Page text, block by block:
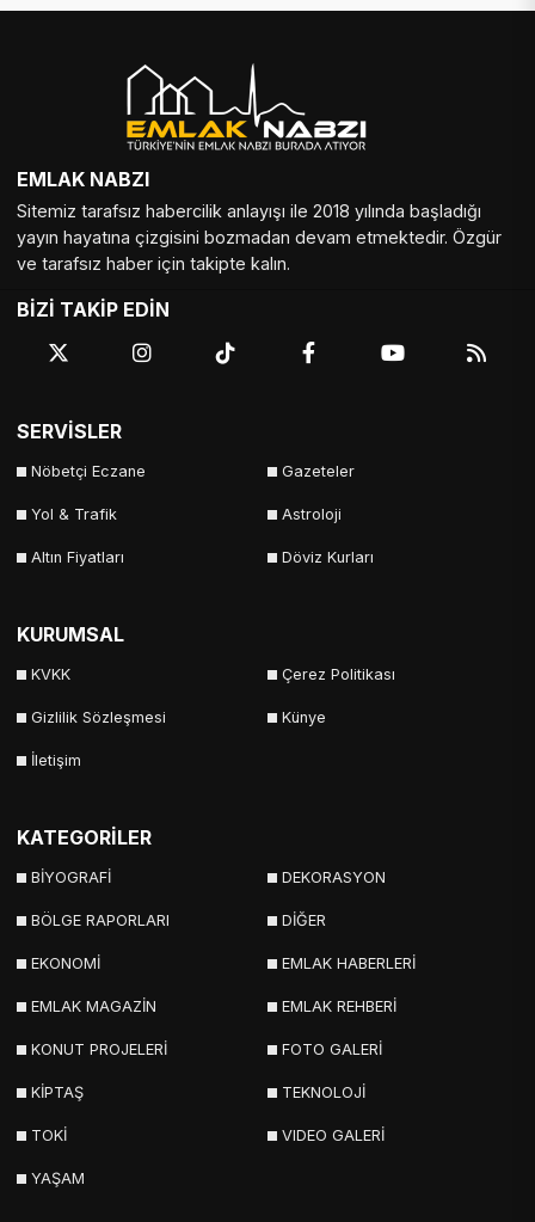
Mardin Mersin Muğla Muş
Sakarya
Sinop Şırnak
Tekirdağ
Uşak Van Yalova Yozgat
EMLAK NABZI
Sitemiz tarafsız habercilik anlayışı ile 2018 yılında başladığı
yayın hayatına çizgisini bozmadan devam etmektedir. Özgür
ve tarafsız haber için takipte kalın.
BİZİ TAKİP EDİN
SERVİSLER
Nöbetçi Eczane Gazeteler
Yol & Trafik Astroloji
Altın Fiyatları Döviz Kurları
KURUMSAL
KVKK Çerez Politikası
Gizlilik Sözleşmesi Künye
İletişim
KATEGORİLER
BİYOGRAFİ DEKORASYON
BÖLGE RAPORLARI DİĞER
EKONOMİ EMLAK HABERLERİ
EMLAK MAGAZİN EMLAK REHBERİ
KONUT PROJELERİ FOTO GALERİ
KİPTAŞ TEKNOLOJİ
TOKİ VIDEO GALERİ
YAŞAM